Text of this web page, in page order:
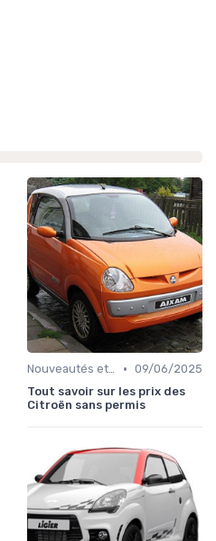
Nouveautés et Tendances • 09/06/2025
Tout savoir sur les prix des
Citroën sans permis